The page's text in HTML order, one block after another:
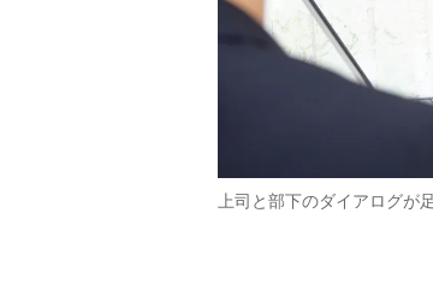
上司と部下のダイアログが